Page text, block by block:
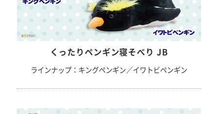
くったりペンギン寝そべり JB
ラインナップ：キングペンギン／イワトビペンギン